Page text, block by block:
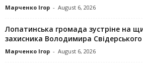
Марченко Ігор - August 6, 2026
Лопатинська громада зустріне на
захисника Володимира Свідерського
Марченко Ігор - August 6, 2026